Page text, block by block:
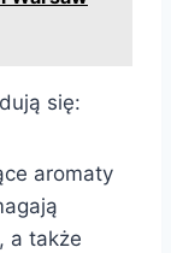
się:
aromaty
a także